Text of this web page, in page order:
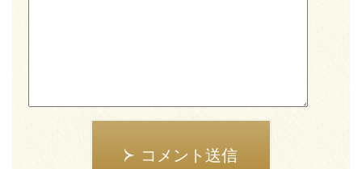
コメント送信